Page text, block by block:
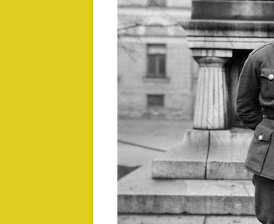
ISÄNTÄ
JUSSI SALMELA (1924-89),
SALMELAN SÄHKÖMIES
ANTTI JALMARI (1889-1980)
OPETTAJA-LAINA SALMELA
LAIMI OS SALMELA (1911-2009) JA
VEIKKO TOIVOLA
TAPIO (1951-2013), SALMELAN
METSÄNVARTIJA